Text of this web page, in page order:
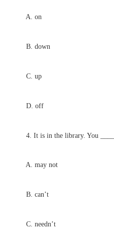
A. on
B. down
C. up
D. off
4. It is in the library. You
A. may not
B. can’t
C. needn’t